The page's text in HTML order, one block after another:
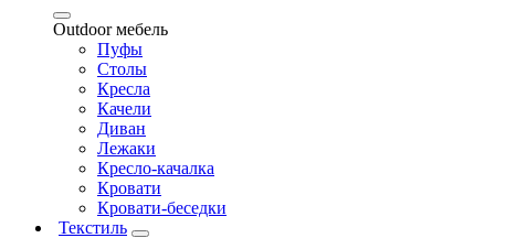
Outdoor мебель
Пуфы
Столы
Кресла
Качели
Диван
Лежаки
Кресло-качалка
Кровати
Кровати-беседки
Текстиль